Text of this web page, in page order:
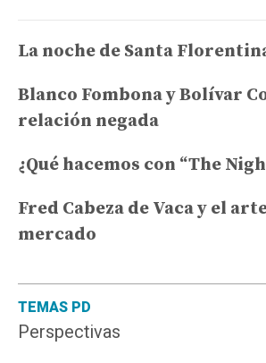
TEMAS PD
Perspectivas
La noche de Santa
Blanco Fombona y Bolívar
relación negada
¿Qué hacemos con “The
Fred Cabeza de Vaca y el
mercado